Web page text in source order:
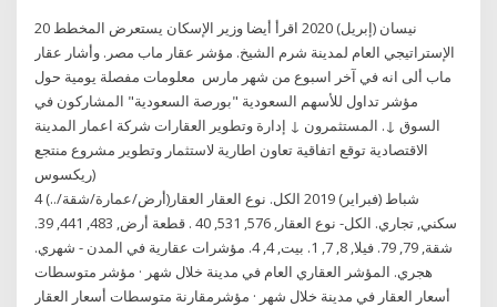
20 نيسان (إبريل) 2020 اقرأ أيضا وزير الإسكان يستعرض المخطط
الإستراتيجي العام لمدينة شرم الشيخ. مؤشر عقار ماب مصر. وأشار عقار
ماب ألى انه في آخر اسبوع من شهر مارس معلومات مفصلة يومية حول
مؤشر تداول للأسهم السعودية "بورصة السعودية" المشاركون في
السوق ↓. المستثمرون ↓ إدارة وتطوير العقارات شركة اعمار المدينة
الاقتصادية توقع اتفاقية تعاون اطارية لاستثمار وتطوير مشروع منتجع
(ريكسوس
4 شباط (فبراير) 2019 الكل. نوع العقار العقار(أرض/عمارة/شقة/..)
سكني, تجاري. الكل- نوع العقار, 576, 531, 40 . قطعة أرض, 483, 441, 39.
شقة, 79, 79. فيلا, 8, 7, 1. بيت, 4, 4. مؤشرات عقارية في المدن - شهري.
هجري. المؤشر العقاري العام في مدينة خلال شهر · مؤشر متوسطات
أسعار العقار في مدينة خلال شهر · مؤشرمقارنة متوسطات أسعار العقار